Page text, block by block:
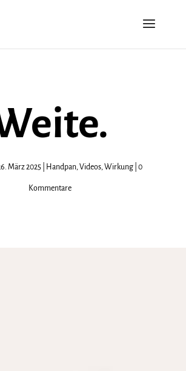
März 2025| Handpan,Videos,Wirkung| 0
Kommentare